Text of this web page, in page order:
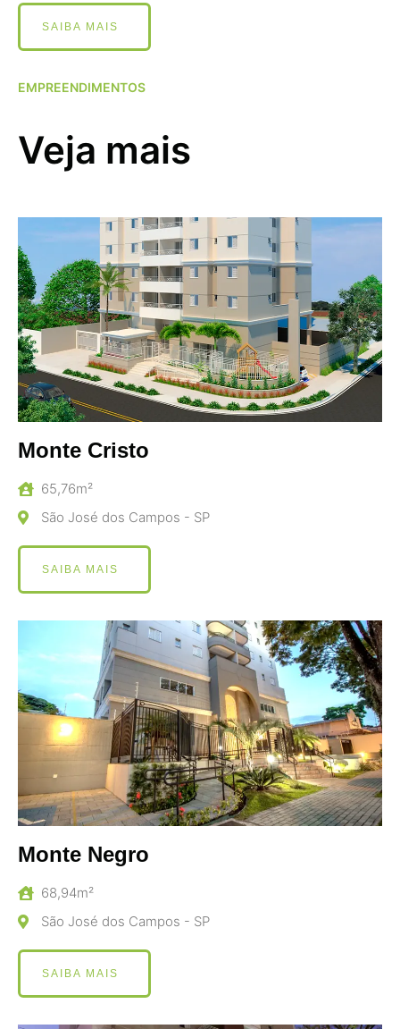
SAIBA MAIS
EMPREENDIMENTOS
Veja mais
Monte Cristo
65,76m²
São José dos Campos - SP
SAIBA MAIS
Monte Negro
68,94m²
São José dos Campos - SP
SAIBA MAIS